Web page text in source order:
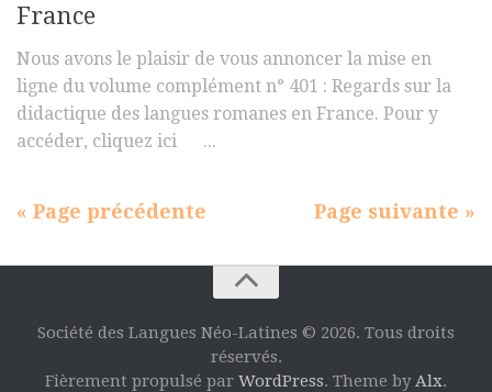
France
Nous avons le plaisir de vous annoncer la mise en
ligne du volume complément n° 401 : Regards sur la
didactique des langues romanes en France. Pour y
accéder, cliquez ici ...
« Page précédente Page suivante »
Société des Langues Néo-Latines © 2026. Tous droits
réservés.
Fièrement propulsé par WordPress. Theme byAlx.